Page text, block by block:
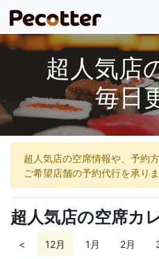
超人気店
毎日
超人気店の空席情報や、予約
ご希望店舗の予約代行を承りま
超人気店の空席カ
< 12月 1月 2月